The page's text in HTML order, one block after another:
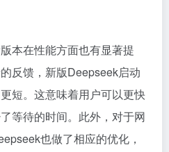
本在性能方面也有显著提
反馈，新版Deepseek启动
短。这意味着用户可以更快
等待的时间。此外，对于网
也做了相应的优化，